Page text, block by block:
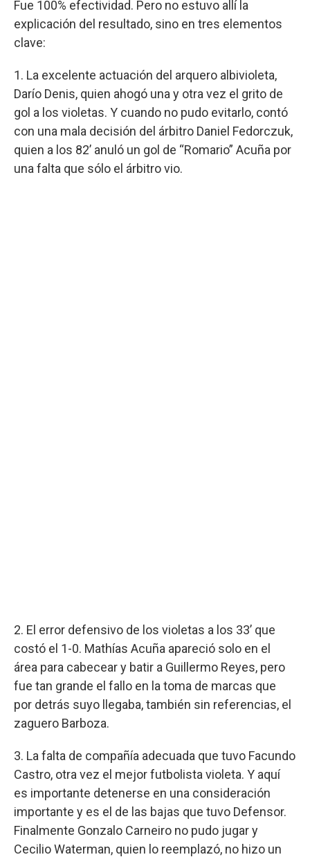
Fue 100% efectividad. Pero no estuvo allí la
explicación del resultado, sino en tres elementos
clave:
1. La excelente actuación del arquero albivioleta,
Darío Denis, quien ahogó una y otra vez el grito de
gol a los violetas. Y cuando no pudo evitarlo, contó
con una mala decisión del árbitro Daniel Fedorczuk,
quien a los 82’ anuló un gol de “Romario” Acuña por
una falta que sólo el árbitro vio.
2. El error defensivo de los violetas a los 33’ que
costó el 1-0. Mathías Acuña apareció solo en el
área para cabecear y batir a Guillermo Reyes, pero
fue tan grande el fallo en la toma de marcas que
por detrás suyo llegaba, también sin referencias, el
zaguero Barboza.
3. La falta de compañía adecuada que tuvo Facundo
Castro, otra vez el mejor futbolista violeta. Y aquí
es importante detenerse en una consideración
importante y es el de las bajas que tuvo Defensor.
Finalmente Gonzalo Carneiro no pudo jugar y
Cecilio Waterman, quien lo reemplazó, no hizo un